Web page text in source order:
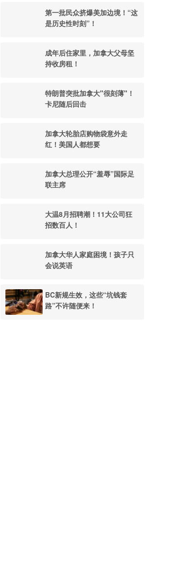
第一批民众挤爆美加边境！“这
是历史性时刻”！
成年后住家里，加拿大父母坚
持收房租！
特朗普突批加拿大"很刻薄"！
卡尼随后回击
加拿大轮胎店购物袋意外走
红！美国人都想要
加拿大总理公开“羞辱”国际足
联主席
大温8月招聘潮！11大公司狂
招数百人！
加拿大华人家庭困境！孩子只
会说英语
BC新规生效，这些“坑钱套
路”不许随便来！